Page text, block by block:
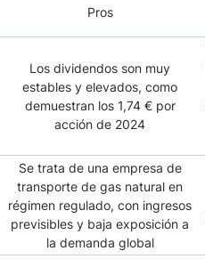
Pros
Los dividendos son muy
estables y elevados, como
demuestran los 1,74 € por
acción de 2024
Se trata de una empresa de
transporte de gas natural en
régimen regulado, con ingresos
previsibles y baja exposición a
la demanda global